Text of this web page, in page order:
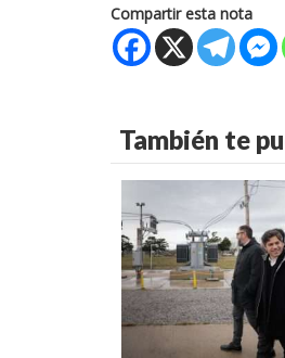
Compartir esta nota
También te